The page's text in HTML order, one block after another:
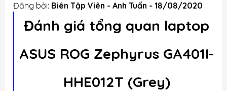
Đăng bởi: Biên Tập Viên - Anh Tuấn - 18/08/2020
Đánh giá tổng quan laptop
ASUS ROG Zephyrus GA401I-
HHE012T (Grey)